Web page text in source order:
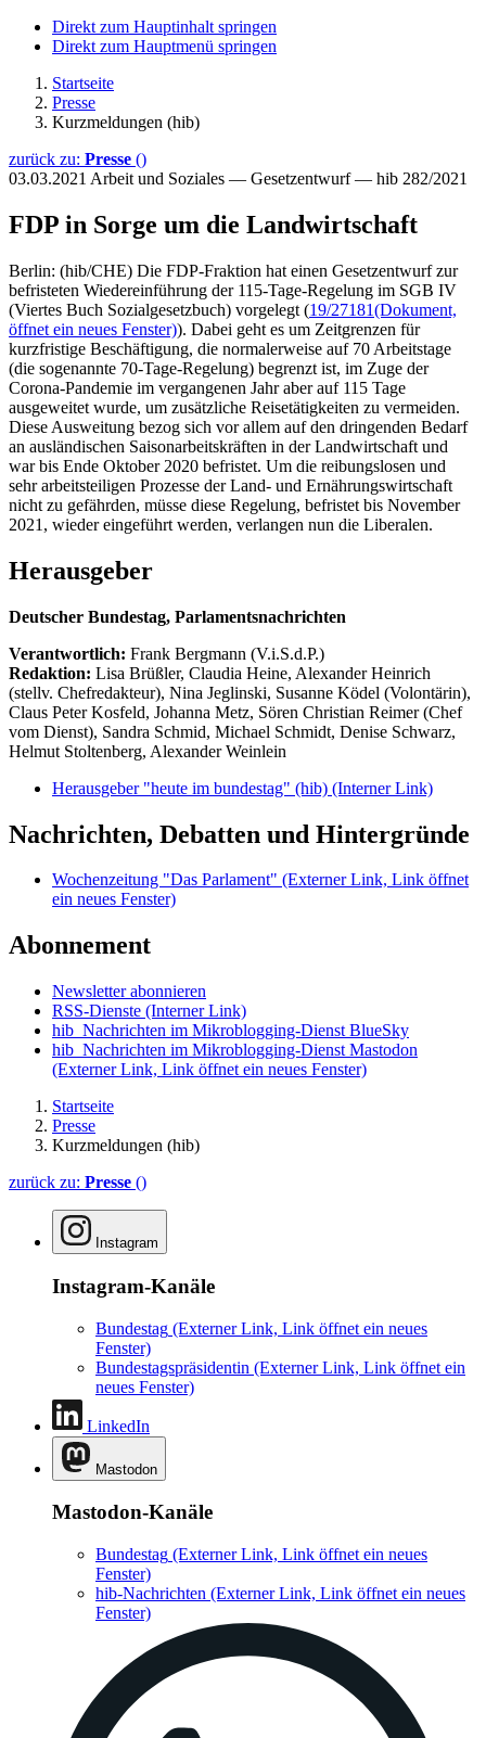
Direkt zum Hauptinhalt springen
Direkt zum Hauptmenü springen
Startseite
Presse
Kurzmeldungen (hib)
zurück zu: Presse ()
03.03.2021 Arbeit und Soziales — Gesetzentwurf — hib 282/2021
FDP in Sorge um die Landwirtschaft
Berlin: (hib/CHE) Die FDP-Fraktion hat einen Gesetzentwurf zur
befristeten Wiedereinführung der 115-Tage-Regelung im SGB IV
(Viertes Buch Sozialgesetzbuch) vorgelegt (19/27181(Dokument,
öffnet ein neues Fenster)). Dabei geht es um Zeitgrenzen für
kurzfristige Beschäftigung, die normalerweise auf 70 Arbeitstage
(die sogenannte 70-Tage-Regelung) begrenzt ist, im Zuge der
Corona-Pandemie im vergangenen Jahr aber auf 115 Tage
ausgeweitet wurde, um zusätzliche Reisetätigkeiten zu vermeiden.
Diese Ausweitung bezog sich vor allem auf den dringenden Bedarf
an ausländischen Saisonarbeitskräften in der Landwirtschaft und
war bis Ende Oktober 2020 befristet. Um die reibungslosen und
sehr arbeitsteiligen Prozesse der Land- und Ernährungswirtschaft
nicht zu gefährden, müsse diese Regelung, befristet bis November
2021, wieder eingeführt werden, verlangen nun die Liberalen.
Herausgeber
Deutscher Bundestag, Parlamentsnachrichten
Verantwortlich: Frank Bergmann (V.i.S.d.P.)
Redaktion: Lisa Brüßler, Claudia Heine, Alexander Heinrich
(stellv. Chefredakteur), Nina Jeglinski, Susanne Ködel (Volontärin),
Claus Peter Kosfeld, Johanna Metz, Sören Christian Reimer (Chef
vom Dienst), Sandra Schmid, Michael Schmidt, Denise Schwarz,
Helmut Stoltenberg, Alexander Weinlein
Herausgeber "heute im bundestag" (hib) (Interner Link)
Nachrichten, Debatten und Hintergründe
Wochenzeitung "Das Parlament" (Externer Link, Link öffnet
ein neues Fenster)
Abonnement
Newsletter abonnieren
RSS-Dienste (Interner Link)
hib_Nachrichten im Mikroblogging-Dienst BlueSky
hib_Nachrichten im Mikroblogging-Dienst Mastodon
(Externer Link, Link öffnet ein neues Fenster)
Startseite
Presse
Kurzmeldungen (hib)
zurück zu: Presse ()
Instagram
Instagram-Kanäle
Bundestag (Externer Link, Link öffnet ein neues
Fenster)
Bundestagspräsidentin (Externer Link, Link öffnet ein
neues Fenster)
LinkedIn
Mastodon
Mastodon-Kanäle
Bundestag (Externer Link, Link öffnet ein neues
Fenster)
hib-Nachrichten (Externer Link, Link öffnet ein neues
Fenster)